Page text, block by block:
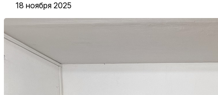
18 ноября 2025